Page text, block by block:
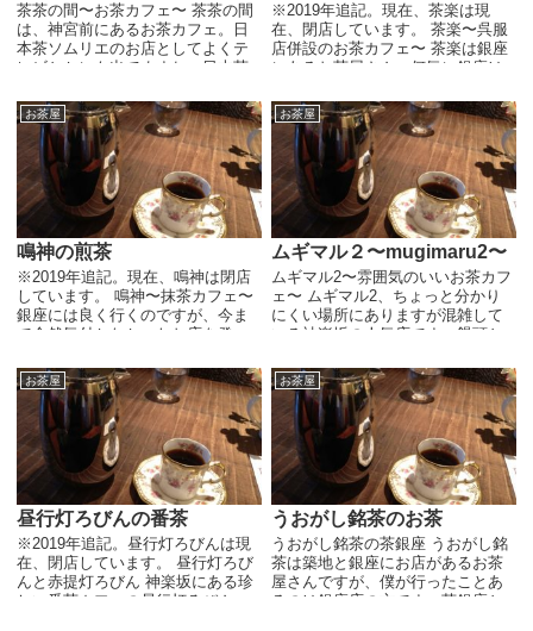
茶茶の間〜お茶カフェ〜 茶茶の間
は、神宮前にあるお茶カフェ。日
本茶ソムリエのお店としてよくテ
レビとかにも出てますね。日本茶
ストラクターのことだと思うので
すが、なんでソムリエって言って
いるんでしょうね。最近...
※2019年追記。現在、茶楽は現
在、閉店しています。 茶楽〜呉服
店併設のお茶カフェ〜 茶楽は銀座
にあるお茶屋さん。何気に銀座は
いですよね。このお店は最近知っ
たのですが、とっても気に入りま
した...
お茶屋
鳴神の煎茶
※2019年追記。現在、鳴神は閉店
しています。 鳴神〜抹茶カフェ〜
銀座には良く行くのですが、今ま
で全然気付かなかったお店を発
Ｐを見てみると抹茶カフェって書
いてありますね。ということは抹
茶が...
お茶屋
ムギマル２〜mugimaru2〜
ムギマル2〜雰囲気のいいお茶カフ
ェ〜 ムギマル2、ちょっと分かり
にくい場所にありますが混雑して
いる神楽坂の人気店です。饅頭と
を改装した店内は狭いし、色んな
物でごった返している。２Ｆ建て
で１Ｆは無理やり詰...
お茶屋
昼行灯ろびんの番茶
※2019年追記。昼行灯ろびんは現
在、閉店しています。 昼行灯ろび
んと赤提灯ろびん 神楽坂にある珍
しい番茶カフェの昼行灯ろびん。
お茶屋
うおがし銘茶のお茶
うおがし銘茶の茶銀座 うおがし銘
茶は築地と銀座にお店があるお茶
屋さんですが、僕が行ったことあ
るのは銀座店の方です。茶銀座と